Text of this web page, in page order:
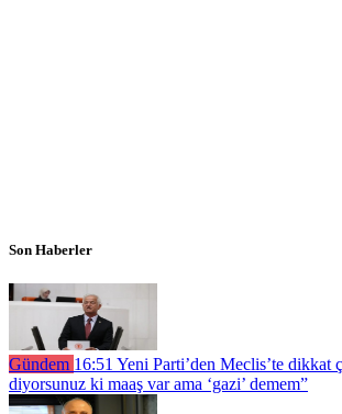
Son Haberler
Gündem 16:51 Yeni Parti’den Meclis’te dikkat
diyorsunuz ki maaş var ama ‘gazi’ demem”